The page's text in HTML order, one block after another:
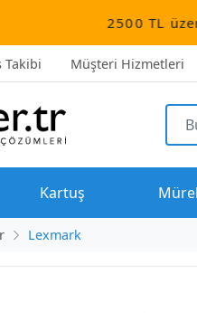
2500 TL üzeri tüm
Takibi Müşteri Hizmetleri
Kartuş
Lexmark